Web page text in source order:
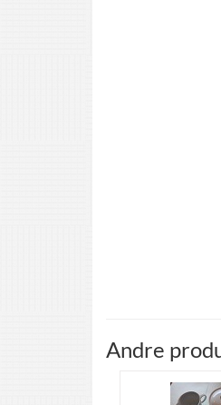
Andre